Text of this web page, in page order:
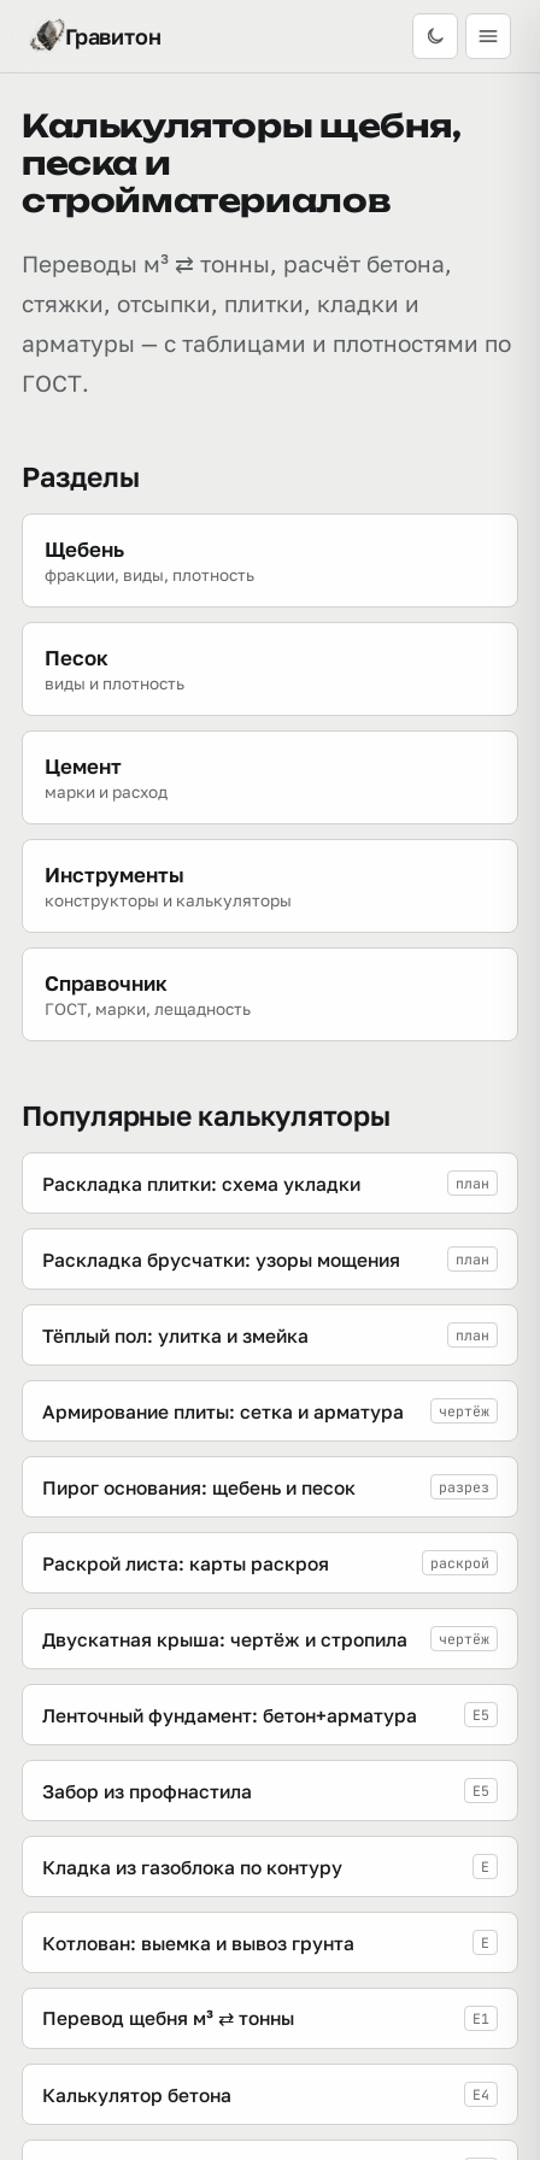
Гравитон
Калькуляторы щебня,
песка и
стройматериалов
Переводы м³ ⇄ тонны, расчёт бетона,
стяжки, отсыпки, плитки, кладки и
арматуры — с таблицами и плотностями по
ГОСТ.
Разделы
Щебень
фракции, виды, плотность
Песок
виды и плотность
Цемент
марки и расход
Инструменты
конструкторы и калькуляторы
Справочник
ГОСТ, марки, лещадность
Популярные калькуляторы
Раскладка плитки: схема укладки план
Раскладка брусчатки: узоры мощения план
Тёплый пол: улитка и змейка план
Армирование плиты: сетка и арматура чертёж
Пирог основания: щебень и песок разрез
Раскрой листа: карты раскроя раскрой
Двускатная крыша: чертёж и стропила чертёж
Ленточный фундамент: бетон+арматура E5
Забор из профнастила E5
Кладка из газоблока по контуру E
Котлован: выемка и вывоз грунта E
Перевод щебня м³ ⇄ тонны E1
Калькулятор бетона E4